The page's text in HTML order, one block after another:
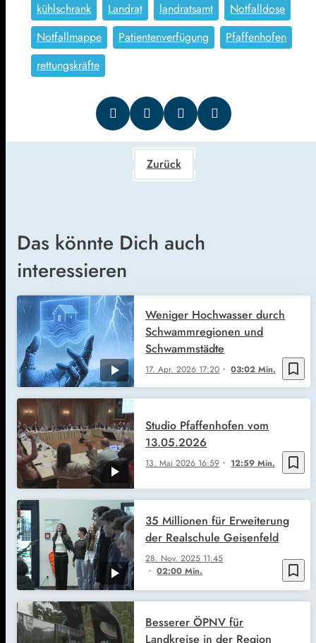
kühlschrank
Landrat landratsamt
Notfalldose
Notfallmappe
Patientenverfügung
Pfaffenhofen
rettungskräfte
Zurück
Das könnte Dich auch
interessieren
bookmark_border
17. Apr. 2026 17:20 03:02 Min.
Weniger Hochwasser durch
Schwammregionen und
Schwammstädte
bookmark_border
13. Mai 2026 16:59 12:59 Min.
Studio Pfaffenhofen vom
13.05.2026
bookmark_border
28. Nov. 2025 11:45
02:00 Min.
35 Millionen für Erweiterung
der Realschule Geisenfeld
Besserer ÖPNV für
Landkreise in der Region